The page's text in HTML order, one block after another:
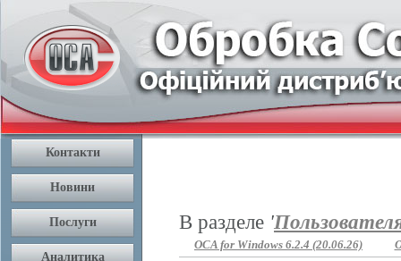
В разделе '
OCA for Windows 6.2.4 (20.06.26)